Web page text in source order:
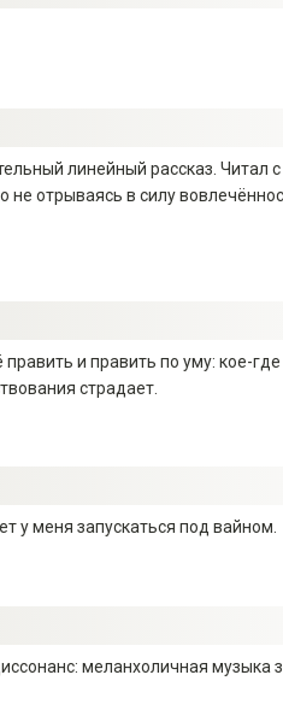
линейный рассказ. Читал
отрываясь в силу
и править по уму: кое-
страдает.
у меня запускаться под вайном.
меланхоличная музыка